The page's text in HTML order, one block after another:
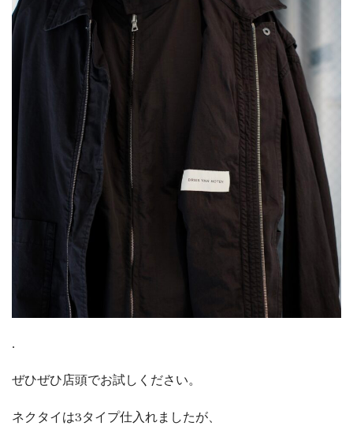
.
ぜひぜひ店頭でお試しください。
ネクタイは3タイプ仕入れましたが、